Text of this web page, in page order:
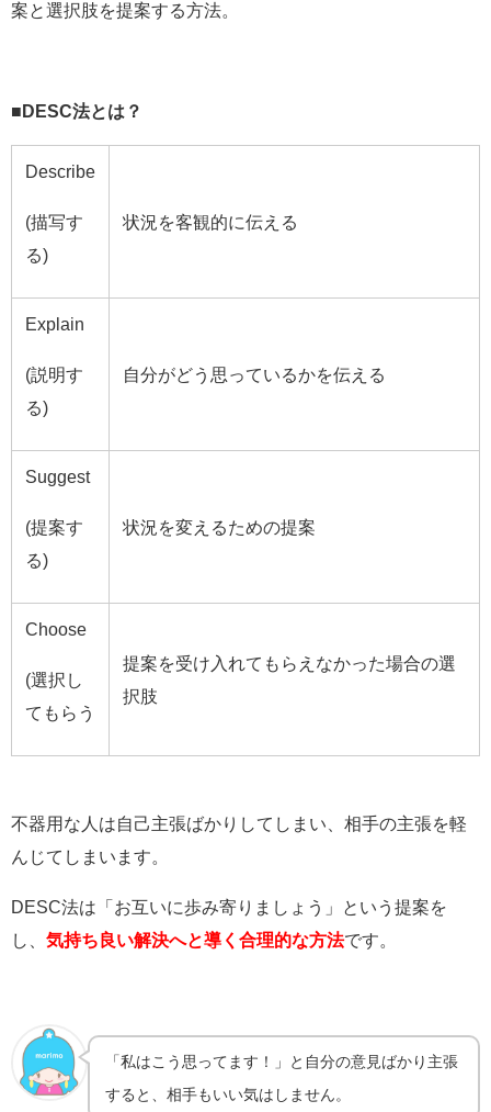
案と選択肢を提案する方法。
■DESC法とは？
Describe
(描写す
る)
状況を客観的に伝える
Explain
(説明す
る)
自分がどう思っているかを伝える
Suggest
(提案す
る)
状況を変えるための提案
Choose
(選択し
てもらう
提案を受け入れてもらえなかった場合の選
択肢
不器用な人は自己主張ばかりしてしまい、相手の主張を軽
んじてしまいます。
DESC法は「お互いに歩み寄りましょう」という提案を
し、 気持ち良い解決へと導く合理的な方法です。
「私はこう思ってます！」と自分の意見ばかり主張
すると、相手もいい気はしません。